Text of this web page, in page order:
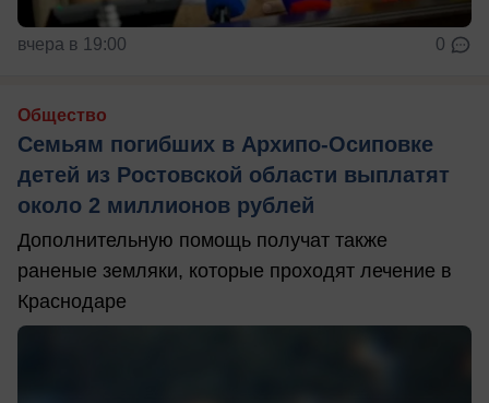
вчера в 19:00 0
Общество
Семьям погибших в Архипо-Осиповке
детей из Ростовской области выплатят
около 2 миллионов рублей
Дополнительную помощь получат также
раненые земляки, которые проходят лечение в
Краснодаре